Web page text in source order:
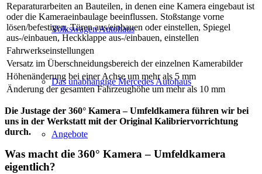
Volkswagen Autohaus
Das unabhängige Mercedes Autohaus
Angebote
Reparaturarbeiten an Bauteilen, in denen eine Kamera eingebaut ist
oder die Kameraeinbaulage beeinflussen. Stoßstange vorne
lösen/befestigen, Türen aus/einbauen oder einstellen, Spiegel
aus-/einbauen, Heckklappe aus-/einbauen, einstellen
Fahrwerkseinstellungen
Versatz im Überschneidungsbereich der einzelnen Kamerabilder
Höhenänderung bei einer Achse um mehr als 5 mm
Änderung der gesamten Fahrzeughöhe um mehr als 10 mm
Die Justage der 360° Kamera – Umfeldkamera führen wir bei
uns in der Werkstatt mit der Original Kalibriervorrichtung
durch.
Was macht die 360° Kamera – Umfeldkamera
eigentlich?